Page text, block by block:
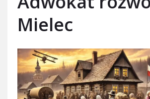
Mielec